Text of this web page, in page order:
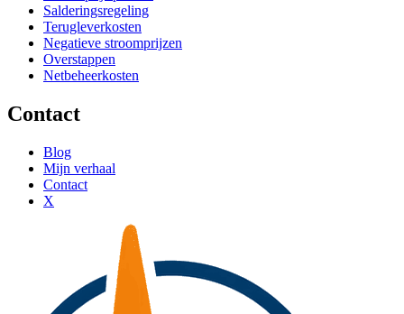
Salderingsregeling
Terugleverkosten
Negatieve stroomprijzen
Overstappen
Netbeheerkosten
Contact
Blog
Mijn verhaal
Contact
X